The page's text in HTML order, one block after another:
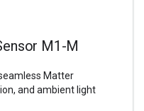
M1-M
Matter
and ambient light